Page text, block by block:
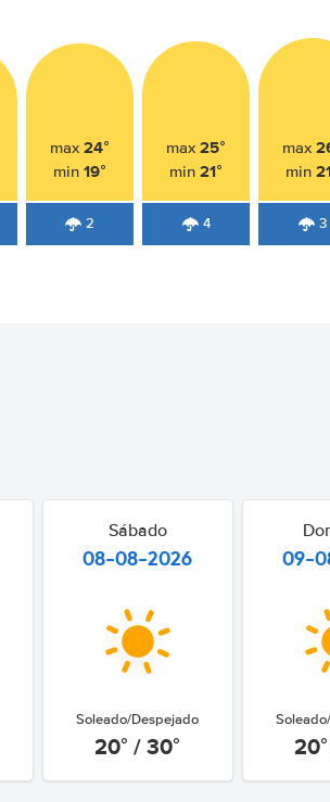
max 24°
min 19°
2
max25°
min21°
4
max
min
3
Sábado
08-08-2026
Soleado/Despejado
20° / 30°
09-